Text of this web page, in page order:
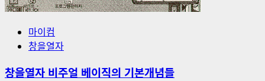
마이컴
창을열자
창을열자 비주얼 베이직의 기본개념들